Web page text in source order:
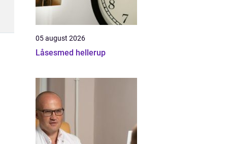
05 august 2026
Låsesmed hellerup